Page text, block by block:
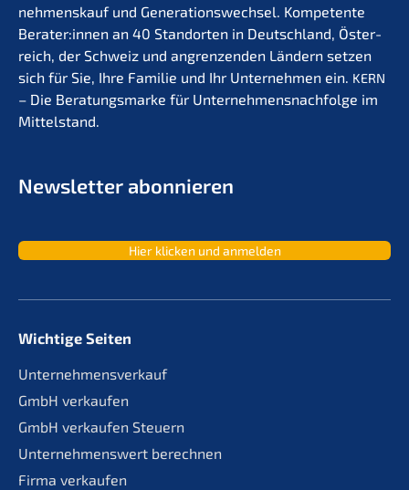
nehmens­kauf und Generations­wechsel. Kompe­ten­te
Berater:innen an 40 Stand­or­ten in Deutsch­land, Öster­
reich, der Schweiz und angren­zen­den Ländern setzen
sich für Sie, Ihre Familie und Ihr Unter­neh­men ein. KERN
– Die Beratungs­mar­ke für Unternehmens­nachfolge im
Mittelstand.
Newslet­ter abonnieren
Hier klicken und anmelden
Wichtige Seiten
Unternehmensverkauf
GmbH verkaufen
GmbH verkaufen Steuern
Unternehmenswert berechnen
Firma verkaufen